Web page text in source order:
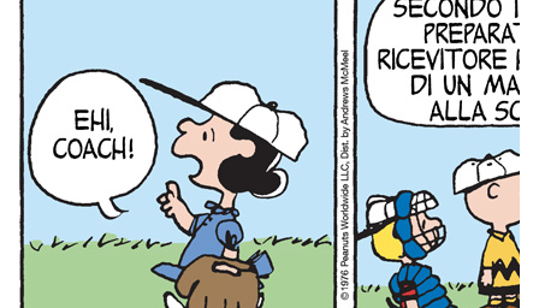
Mondo
Politica
Tecnologia
Internet
Scienza
Cultura
Moda
Libri
Consumismi
Storie/Idee
Ok Boomer!
Media
Europa
Altrecose